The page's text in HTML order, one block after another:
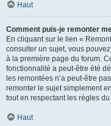
Haut
Comment puis-je remonter
En cliquant sur le lien «
consulter un sujet, vous
à la première page du forum.
fonctionnalité a peut-être été
les remontées n’a peut-être
remonter le sujet simplement
tout en respectant les règles du
Haut